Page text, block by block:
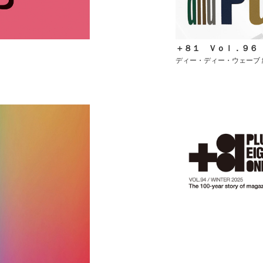
＋８１ Ｖｏｌ．９６
ディー・ディー・ウェーブ